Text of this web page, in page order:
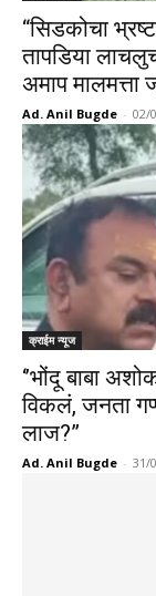
“सिडकोचा
तापडिया
अमाप मालमत्ता
Ad. Anil Bugde - 02/
क्राईम न्यूज
‘’भोंदू बाबा
विकलं, जनता
लाज?”
Ad. Anil Bugde - 31/